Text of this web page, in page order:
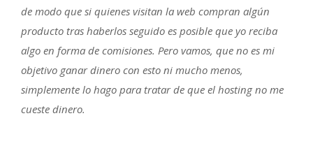
de modo que si quienes visitan la web compran algún
producto tras haberlos seguido es posible que yo reciba
algo en forma de comisiones. Pero vamos, que no es mi
objetivo ganar dinero con esto ni mucho menos,
simplemente lo hago para tratar de que el hosting no me
cueste dinero.